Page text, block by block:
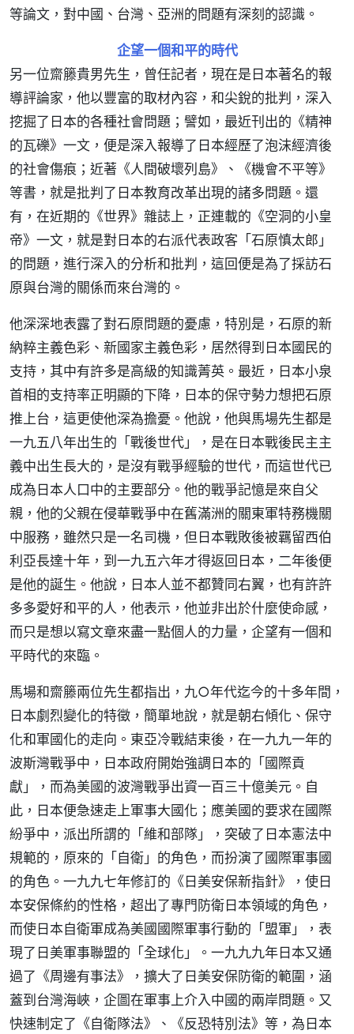
等論文，對中國、台灣、亞洲的問題有深刻的認識。
企望一個和平的時代
另一位齋籐貴男先生，曾任記者，現在是日本著名的報
導評論家，他以豐富的取材內容，和尖銳的批判，深入
挖掘了日本的各種社會問題；譬如，最近刊出的《精神
的瓦礫》一文，便是深入報導了日本經歷了泡沫經濟後
的社會傷痕；近著《人間破壞列島》、《機會不平等》
等書，就是批判了日本教育改革出現的諸多問題。還
有，在近期的《世界》雜誌上，正連載的《空洞的小皇
帝》一文，就是對日本的右派代表政客「石原慎太郎」
的問題，進行深入的分析和批判，這回便是為了採訪石
原與台灣的關係而來台灣的。
他深深地表露了對石原問題的憂慮，特別是，石原的新
納粹主義色彩、新國家主義色彩，居然得到日本國民的
支持，其中有許多是高級的知識菁英。最近，日本小泉
首相的支持率正明顯的下降，日本的保守勢力想把石原
推上台，這更使他深為擔憂。他說，他與馬場先生都是
一九五八年出生的「戰後世代」，是在日本戰後民主主
義中出生長大的，是沒有戰爭經驗的世代，而這世代已
成為日本人口中的主要部分。他的戰爭記憶是來自父
親，他的父親在侵華戰爭中在舊滿洲的關東軍特務機關
中服務，雖然只是一名司機，但日本戰敗後被羈留西伯
利亞長達十年，到一九五六年才得返回日本，二年後便
是他的誕生。他說，日本人並不都贊同右翼，也有許許
多多愛好和平的人，他表示，他並非出於什麼使命感，
而只是想以寫文章來盡一點個人的力量，企望有一個和
平時代的來臨。
馬場和齋籐兩位先生都指出，九○年代迄今的十多年間，
日本劇烈變化的特徵，簡單地說，就是朝右傾化、保守
化和軍國化的走向。東亞冷戰結束後，在一九九一年的
波斯灣戰爭中，日本政府開始強調日本的「國際貢
獻」，而為美國的波灣戰爭出資一百三十億美元。自
此，日本便急速走上軍事大國化；應美國的要求在國際
紛爭中，派出所謂的「維和部隊」，突破了日本憲法中
規範的，原來的「自衛」的角色，而扮演了國際軍事國
的角色。一九九七年修訂的《日美安保新指針》，使日
本安保條約的性格，超出了專門防衛日本領域的角色，
而使日本自衛軍成為美國國際軍事行動的「盟軍」，表
現了日美軍事聯盟的「全球化」。一九九九年日本又通
過了《周邊有事法》，擴大了日美安保防衛的範圍，涵
蓋到台灣海峽，企圖在軍事上介入中國的兩岸問題。又
快速制定了《自衛隊法》、《反恐特別法》等，為日本